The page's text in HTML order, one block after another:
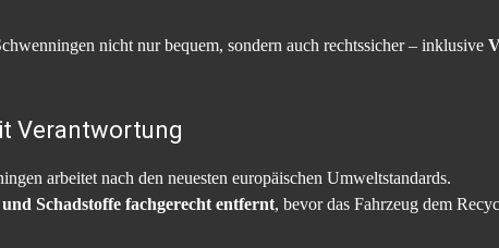
nicht nur bequem, sondern auch rechtssicher – inklusive
Verantwortung
arbeitet nach den neuesten europäischen Umweltstandards.
Schadstoffe fachgerecht entfernt, bevor das Fahrzeug dem